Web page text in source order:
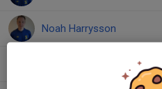
Noah Harrysson